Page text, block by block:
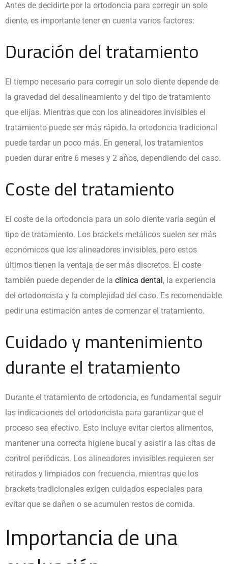
Antes de decidirte por la ortodoncia para corregir un solo
diente, es importante tener en cuenta varios factores:
Duración del tratamiento
El tiempo necesario para corregir un solo diente depende de
la gravedad del desalineamiento y del tipo de tratamiento
que elijas. Mientras que con los alineadores invisibles el
tratamiento puede ser más rápido, la ortodoncia tradicional
puede tardar un poco más. En general, los tratamientos
pueden durar entre 6 meses y 2 años, dependiendo del caso.
Coste del tratamiento
El coste de la ortodoncia para un solo diente varía según el
tipo de tratamiento. Los brackets metálicos suelen ser más
económicos que los alineadores invisibles, pero estos
últimos tienen la ventaja de ser más discretos. El coste
también puede depender de la clínica dental, la experiencia
del ortodoncista y la complejidad del caso. Es recomendable
pedir una estimación antes de comenzar el tratamiento.
Cuidado y mantenimiento
durante el tratamiento
Durante el tratamiento de ortodoncia, es fundamental seguir
las indicaciones del ortodoncista para garantizar que el
proceso sea efectivo. Esto incluye evitar ciertos alimentos,
mantener una correcta higiene bucal y asistir a las citas de
control periódicas. Los alineadores invisibles requieren ser
retirados y limpiados con frecuencia, mientras que los
brackets tradicionales exigen cuidados especiales para
evitar que se dañen o se acumulen restos de comida.
Importancia de una